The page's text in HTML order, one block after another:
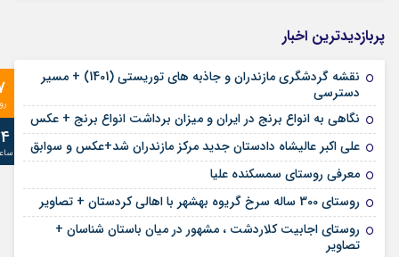
پربازدیدترین اخبار
نقشه گردشگری مازندران و جاذبه های توریستی (1401) + مسیر
دسترسی
نگاهی به انواع برنج در ایران و میزان برداشت انواع برنج + عکس
علی‌ اکبر عالیشاه دادستان جدید مرکز مازندران شد+عکس و سوابق
معرفی روستای سمسکنده علیا
روستای 300 ساله سرخ ‌گریوه بهشهر با اهالی کردستان + تصاویر
روستای اجابیت کلاردشت ، مشهور در میان باستان شناسان +
تصاویر